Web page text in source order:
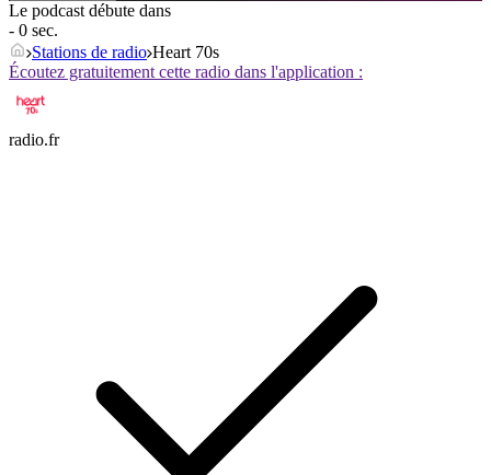
Le podcast débute dans
- 0 sec.
Stations de radio Heart 70s
Écoutez gratuitement cette radio dans l'application :
radio.fr